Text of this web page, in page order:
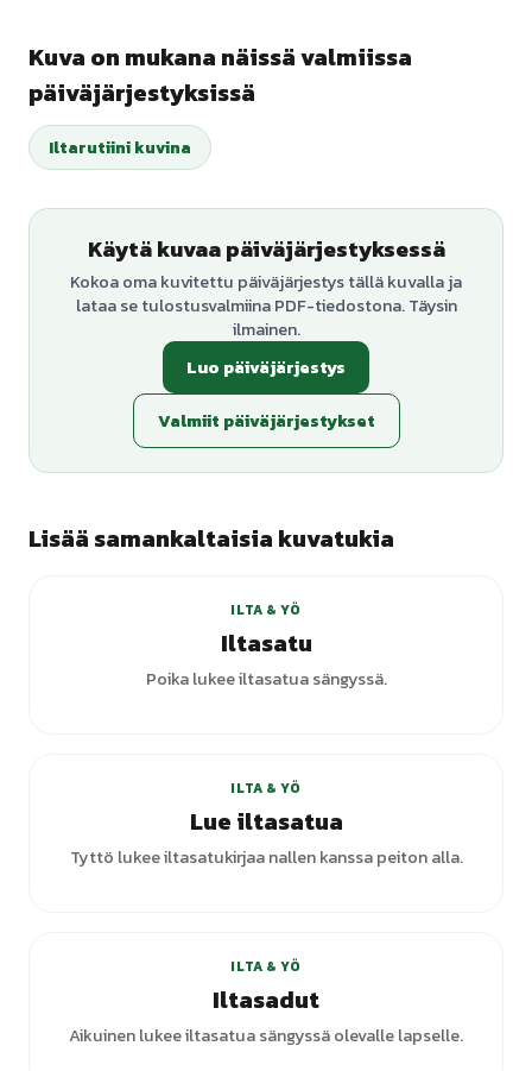
Kuva on mukana näissä valmiissa
päiväjärjestyksissä
Iltarutiini kuvina
Käytä kuvaa päiväjärjestyksessä
Kokoa oma kuvitettu päiväjärjestys tällä kuvalla ja
lataa se tulostusvalmiina PDF-tiedostona. Täysin
ilmainen.
Luo päiväjärjestys
Valmiit päiväjärjestykset
Lisää samankaltaisia kuvatukia
+3
ILTA & YÖ
Iltasatu
Poika lukee iltasatua sängyssä.
ILTA & YÖ
Lue iltasatua
Tyttö lukee iltasatukirjaa nallen kanssa peiton alla.
ILTA & YÖ
Iltasadut
Aikuinen lukee iltasatua sängyssä olevalle lapselle.